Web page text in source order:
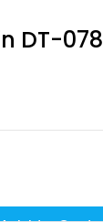
DT-078